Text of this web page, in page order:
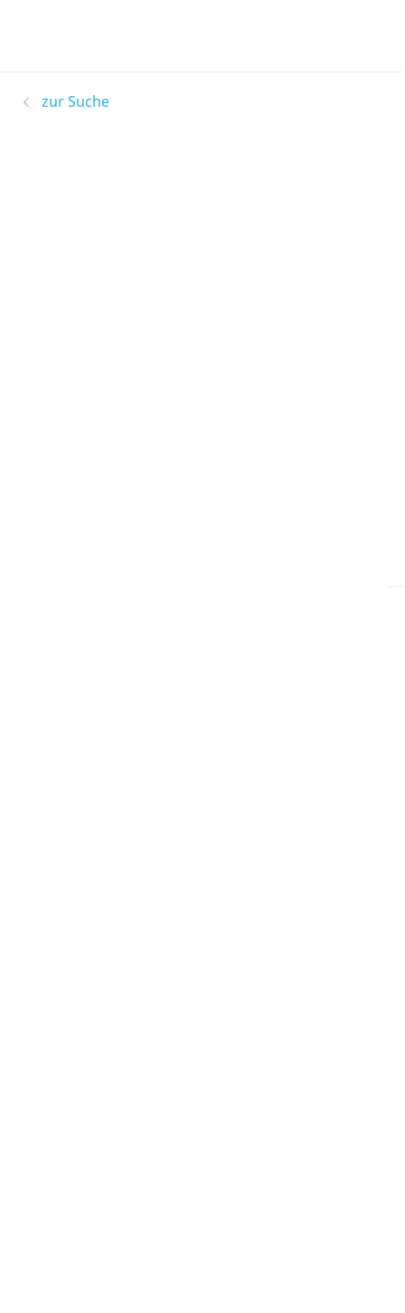
zur Suche